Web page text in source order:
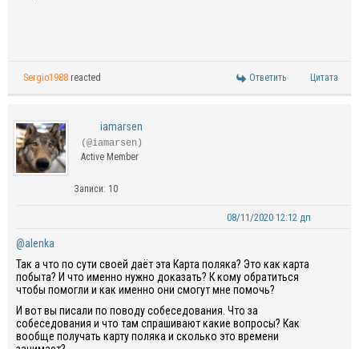
Sergio1988 reacted Ответить Цитата
iamarsen
(@iamarsen)
Active Member
Записи: 10
08/11/2020 12:12 дп
@alenka
Так а что по сути своей даёт эта Карта поляка? Это как карта
побыта? И что именно нужно доказать? К кому обратиться
чтобы помогли и как именно они смогут мне помочь?
И вот вы писали по поводу собеседования. Что за
собеседования и что там спрашивают какие вопросы? Как
вообще получать карту поляка и сколько это времени